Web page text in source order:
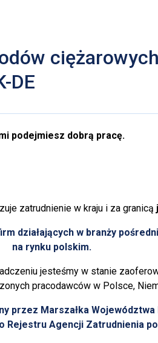
DE
podejmiesz dobrą pracę.
zatrudnienie w kraju i za granicą
działających w branży
na rynku polskim.
jesteśmy w stanie
pracodawców w Polsce,
przez Marszałka
Rejestru Agencji Zatrudnienia